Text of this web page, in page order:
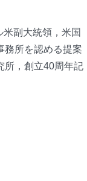
副大統領，米国
務所を認める提案
所，創立40周年記